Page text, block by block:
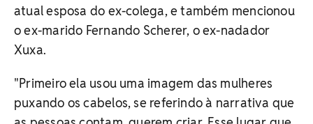
atual esposa do ex-colega, e também mencionou
o ex-marido Fernando Scherer, o ex-nadador
Xuxa.
"Primeiro ela usou uma imagem das mulheres
puxando os cabelos, se referindo à narrativa que